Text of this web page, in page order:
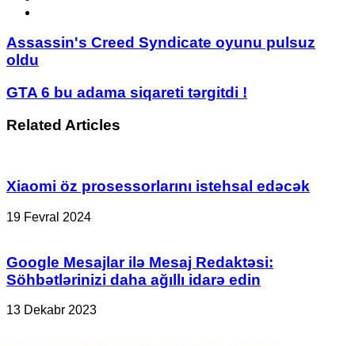
Assassin's
Creed
Syndicate
pulsuz
Assassin's Creed Syndicate oyunu pulsuz
oldu
GTA
bu
adama
GTA 6 bu adama siqareti tərgitdi !
Related Articles
Xiaomi öz prosessorlarını istehsal edəcək
19 Fevral 2024
Google Mesajlar ilə Mesaj Redaktəsi:
Söhbətlərinizi daha ağıllı idarə edin
13 Dekabr 2023